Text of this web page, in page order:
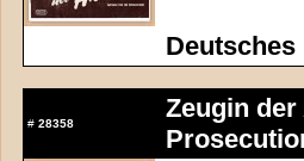
# 28358
Zeugin